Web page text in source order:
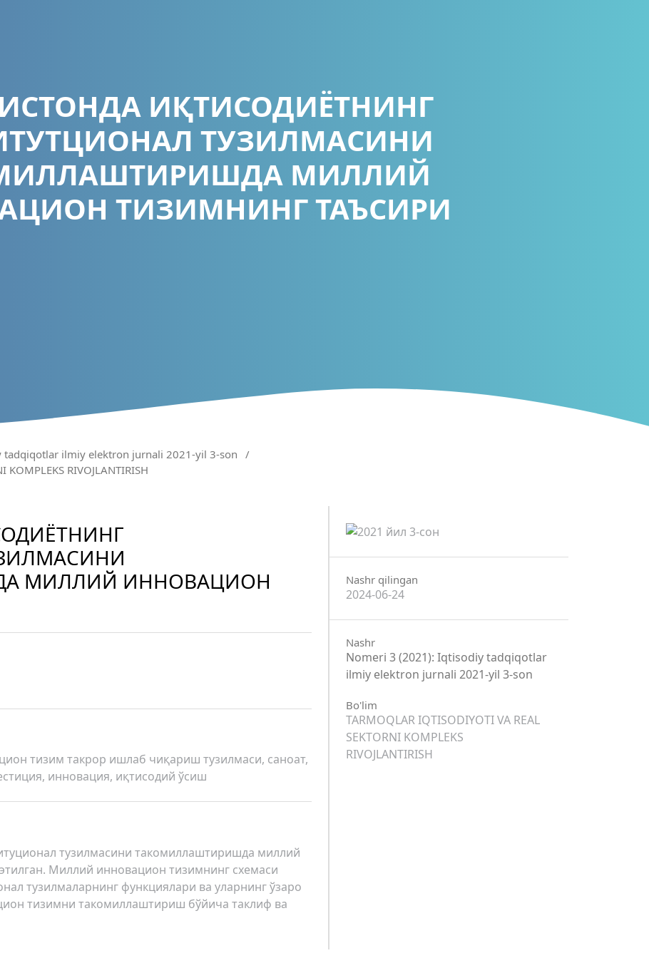
ИҚТИСОДИЁТНИНГ
ТУЗИЛМАСИНИ
МИЛЛИЙ
ТИЗИМНИНГ ТАЪСИРИ
ilmiy elektron jurnali 2021-yil 3-son
/
KOMPLEKS RIVOJLANTIRISH
МИЛЛИЙ ИННОВАЦИОН
тизим такрор ишлаб чиқариш тузилмаси, саноат,
инновация, иқтисодий ўсиш
тузилмасини такомиллаштиришда миллий
Миллий инновацион тизимнинг схемаси
тузилмаларнинг функциялари ва уларнинг ўзаро
тизимни такомиллаштириш бўйича таклиф ва
Nashr qilingan
2024-06-24
Nashr
Nomeri 3 (2021): Iqtisodiy tadqiqotlar
ilmiy elektron jurnali 2021-yil 3-son
Bo'lim
TARMOQLAR IQTISODIYOTI VA REAL
SEKTORNI KOMPLEKS
RIVOJLANTIRISH